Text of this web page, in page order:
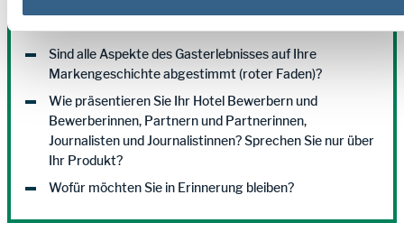
CHECKLISTE ZUR BRAND STORY-ENTWICKLUNG
Sind alle Aspekte des Gasterlebnisses auf Ihre
Markengeschichte abgestimmt (roter Faden)?
Wie präsentieren Sie Ihr Hotel Bewerbern und
Bewerberinnen, Partnern und Partnerinnen,
Journalisten und Journalistinnen? Sprechen Sie nur über
Ihr Produkt?
Wofür möchten Sie in Erinnerung bleiben?